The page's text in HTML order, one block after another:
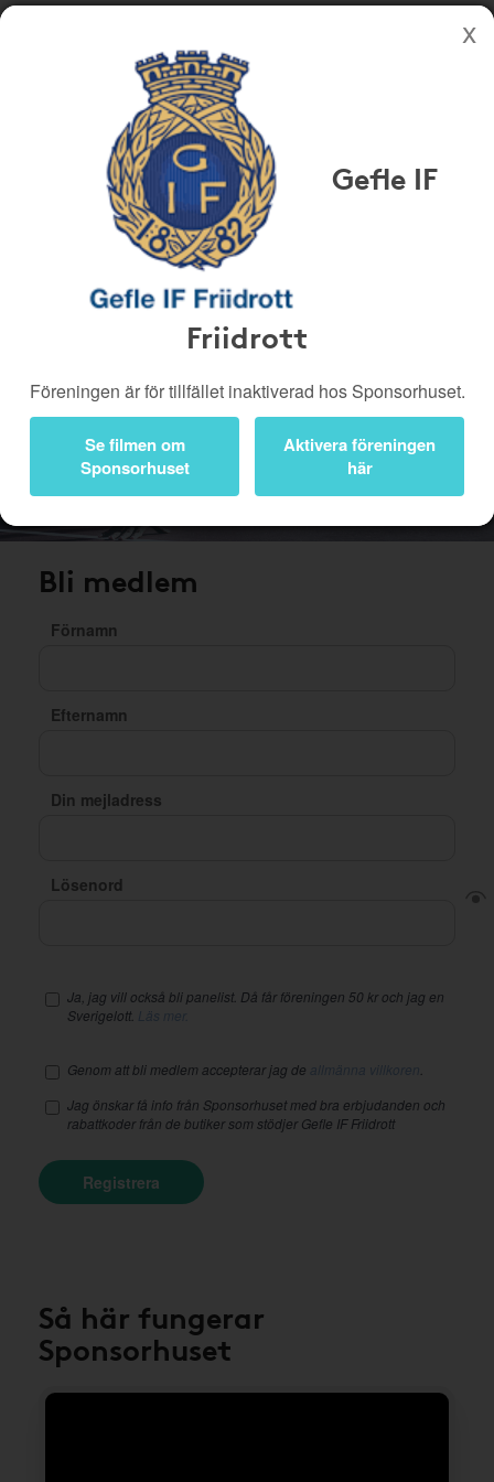
Köp genom denna sida stöttar Gefle IF Friidrott
Butiker
Presentkort
Kampanjer
Bli medlem
Gefle IF
Friidrott
Föreningen är för tillfället inaktiverad hos Sponsorhuset.
Se filmen om
Sponsorhuset
Aktivera föreningen
här
Bli medlem gratis och
dina nätköp från 604
nätbutiker!
Bli medlem
Förnamn
Efternamn
Din mejladress
Lösenord
Ja, jag vill också bli panelist. Då får föreningen 50 kr och jag en
Sverigelott. Läs mer.
Genom att bli medlem accepterar jag de allmänna villkoren
Jag önskar få info från Sponsorhuset med bra erbjudanden och
rabattkoder från de butiker som stödjer Gefle IF Friidrott
Registrera
Så här fungerar
Sponsorhuset